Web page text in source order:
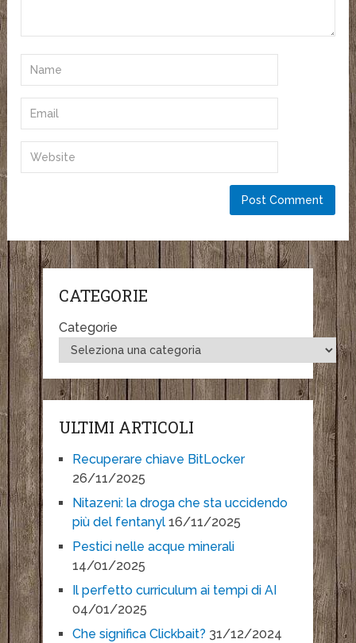
CATEGORIE
Categorie
ULTIMI ARTICOLI
Recuperare chiave BitLocker
26/11/2025
Nitazeni: la droga che sta uccidendo
più del fentanyl 16/11/2025
Pestici nelle acque minerali
14/01/2025
Il perfetto curriculum ai tempi di AI
04/01/2025
Che significa Clickbait? 31/12/2024